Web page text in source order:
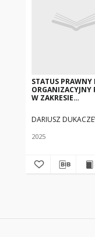
STATUS PRAWNY I
ORGANIZACYJNY
W ZAKRESIE
KRAJACH UNII
EUROPEJSKIEGO
OBSZARU
DARIUSZ
2025